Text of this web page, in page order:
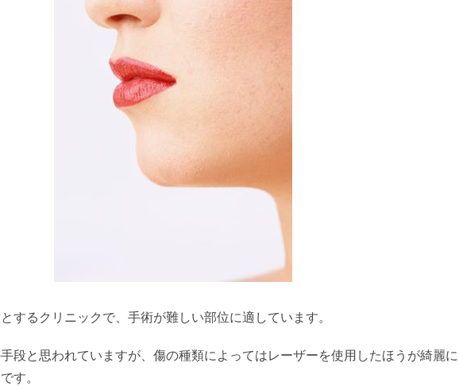
するクリニックで、手術が難しい部位に適しています。
段と思われていますが、傷の種類によってはレーザーを使用したほうが綺麗に
す。